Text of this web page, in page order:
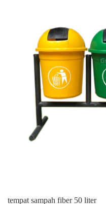
tempat sampah fiber 50 liter